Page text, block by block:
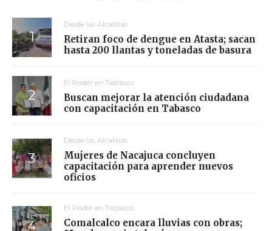
Desde las Alcaldías
Retiran foco de dengue en Atasta; sacan
hasta 200 llantas y toneladas de basura
El Poder en Tabasco
Buscan mejorar la atención ciudadana
con capacitación en Tabasco
Desde las Alcaldías
Mujeres de Nacajuca concluyen
capacitación para aprender nuevos
oficios
El Poder en Tabasco
Comalcalco encara lluvias con obras;